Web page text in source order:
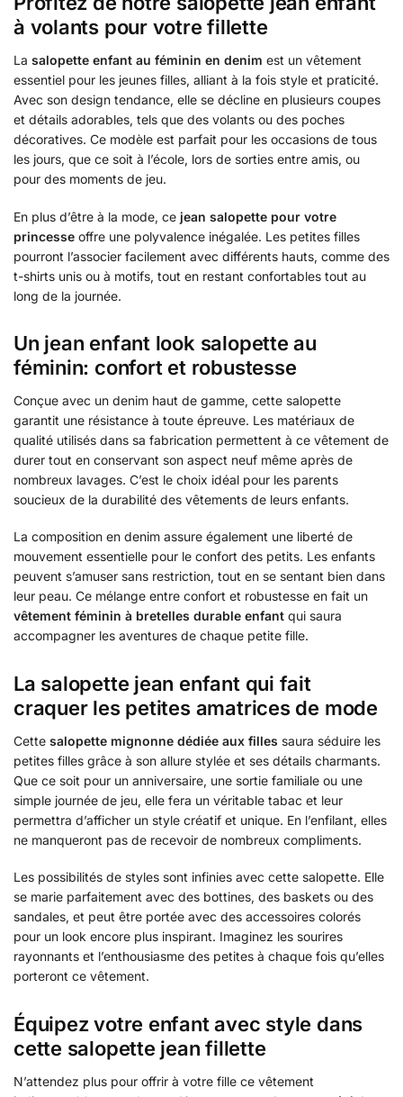
à volants pour votre fillette
La salopette enfant au féminin en denim est un vêtement
essentiel pour les jeunes filles, alliant à la fois style et praticité.
Avec son design tendance, elle se décline en plusieurs coupes
et détails adorables, tels que des volants ou des poches
décoratives. Ce modèle est parfait pour les occasions de tous
les jours, que ce soit à l’école, lors de sorties entre amis, ou
pour des moments de jeu.
En plus d’être à la mode, ce jean salopette pour votre
princesse offre une polyvalence inégalée. Les petites filles
pourront l’associer facilement avec différents hauts, comme des
t-shirts unis ou à motifs, tout en restant confortables tout au
long de la journée.
Un jean enfant look salopette au
féminin: confort et robustesse
Conçue avec un denim haut de gamme, cette salopette
garantit une résistance à toute épreuve. Les matériaux de
qualité utilisés dans sa fabrication permettent à ce vêtement de
durer tout en conservant son aspect neuf même après de
nombreux lavages. C’est le choix idéal pour les parents
soucieux de la durabilité des vêtements de leurs enfants.
La composition en denim assure également une liberté de
mouvement essentielle pour le confort des petits. Les enfants
peuvent s’amuser sans restriction, tout en se sentant bien dans
leur peau. Ce mélange entre confort et robustesse en fait un
vêtement féminin à bretelles durable enfant qui saura
accompagner les aventures de chaque petite fille.
La salopette jean enfant qui fait
craquer les petites amatrices de mode
Cette salopette mignonne dédiée aux filles saura séduire les
petites filles grâce à son allure stylée et ses détails charmants.
Que ce soit pour un anniversaire, une sortie familiale ou une
simple journée de jeu, elle fera un véritable tabac et leur
permettra d’afficher un style créatif et unique. En l’enfilant, elles
ne manqueront pas de recevoir de nombreux compliments.
Les possibilités de styles sont infinies avec cette salopette. Elle
se marie parfaitement avec des bottines, des baskets ou des
sandales, et peut être portée avec des accessoires colorés
pour un look encore plus inspirant. Imaginez les sourires
rayonnants et l’enthousiasme des petites à chaque fois qu’elles
porteront ce vêtement.
Équipez votre enfant avec style dans
cette salopette jean fillette
N’attendez plus pour offrir à votre fille ce vêtement